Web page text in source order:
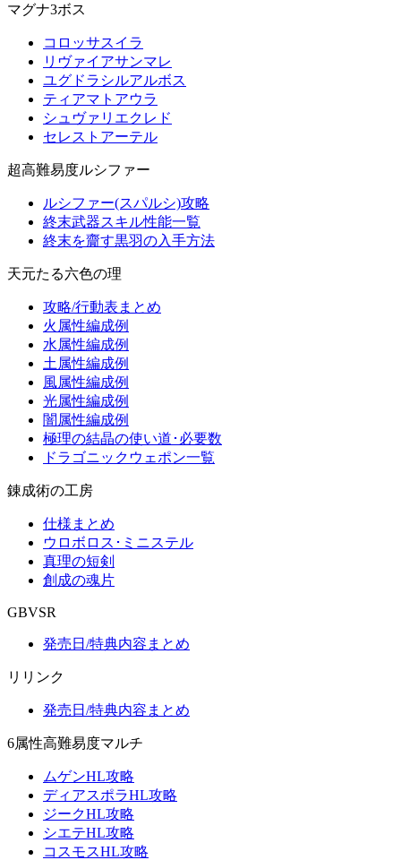
マグナ3ボス
コロッサスイラ
リヴァイアサンマレ
ユグドラシルアルボス
ティアマトアウラ
シュヴァリエクレド
セレストアーテル
超高難易度ルシファー
ルシファー(スパルシ)攻略
終末武器スキル性能一覧
終末を齎す黒羽の入手方法
天元たる六色の理
攻略/行動表まとめ
火属性編成例
水属性編成例
土属性編成例
風属性編成例
光属性編成例
闇属性編成例
極理の結晶の使い道･必要数
ドラゴニックウェポン一覧
錬成術の工房
仕様まとめ
ウロボロス･ミニステル
真理の短剣
創成の魂片
GBVSR
発売日/特典内容まとめ
リリンク
発売日/特典内容まとめ
6属性高難易度マルチ
ムゲンHL攻略
ディアスポラHL攻略
ジークHL攻略
シエテHL攻略
コスモスHL攻略